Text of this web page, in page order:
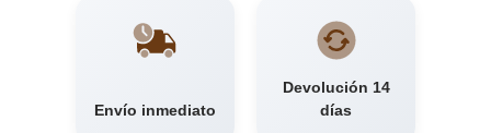
Envío inmediato
Devolución 14
días